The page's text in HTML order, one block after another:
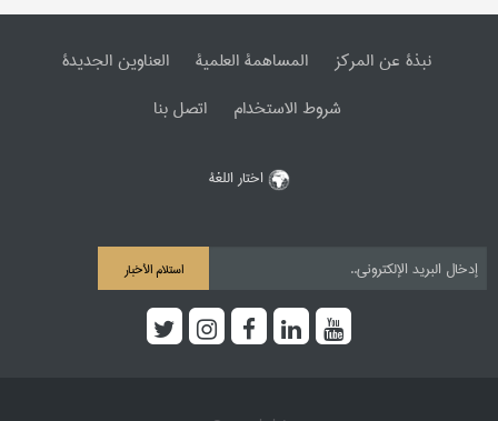
نبذة عن المرکز المساهمة العلمیة
العناوین الجدیدة
شروط الاستخدام
اتصل بنا
اختار اللغة
استلام الأخبار